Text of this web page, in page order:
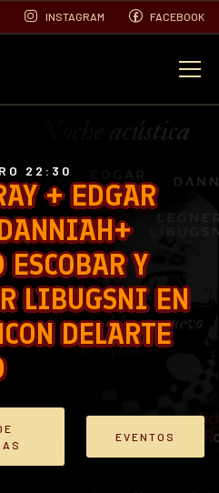
INSTAGRAM FACEBOOK
+ EDGAR
Y
LIBUGSNI EN
DELARTE
22:30
EVENTOS
EVENTOS
FOTOS
VIDEOS
CONTACTO
BLOG